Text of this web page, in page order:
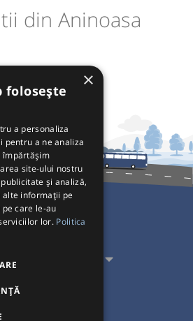
din Aninoasa
Călători
×
folosește
a personaliza
pentru a ne analiza
împărtășim
site-ului nostru
și analiză,
alte informații pe
care le-au
lor. Politica